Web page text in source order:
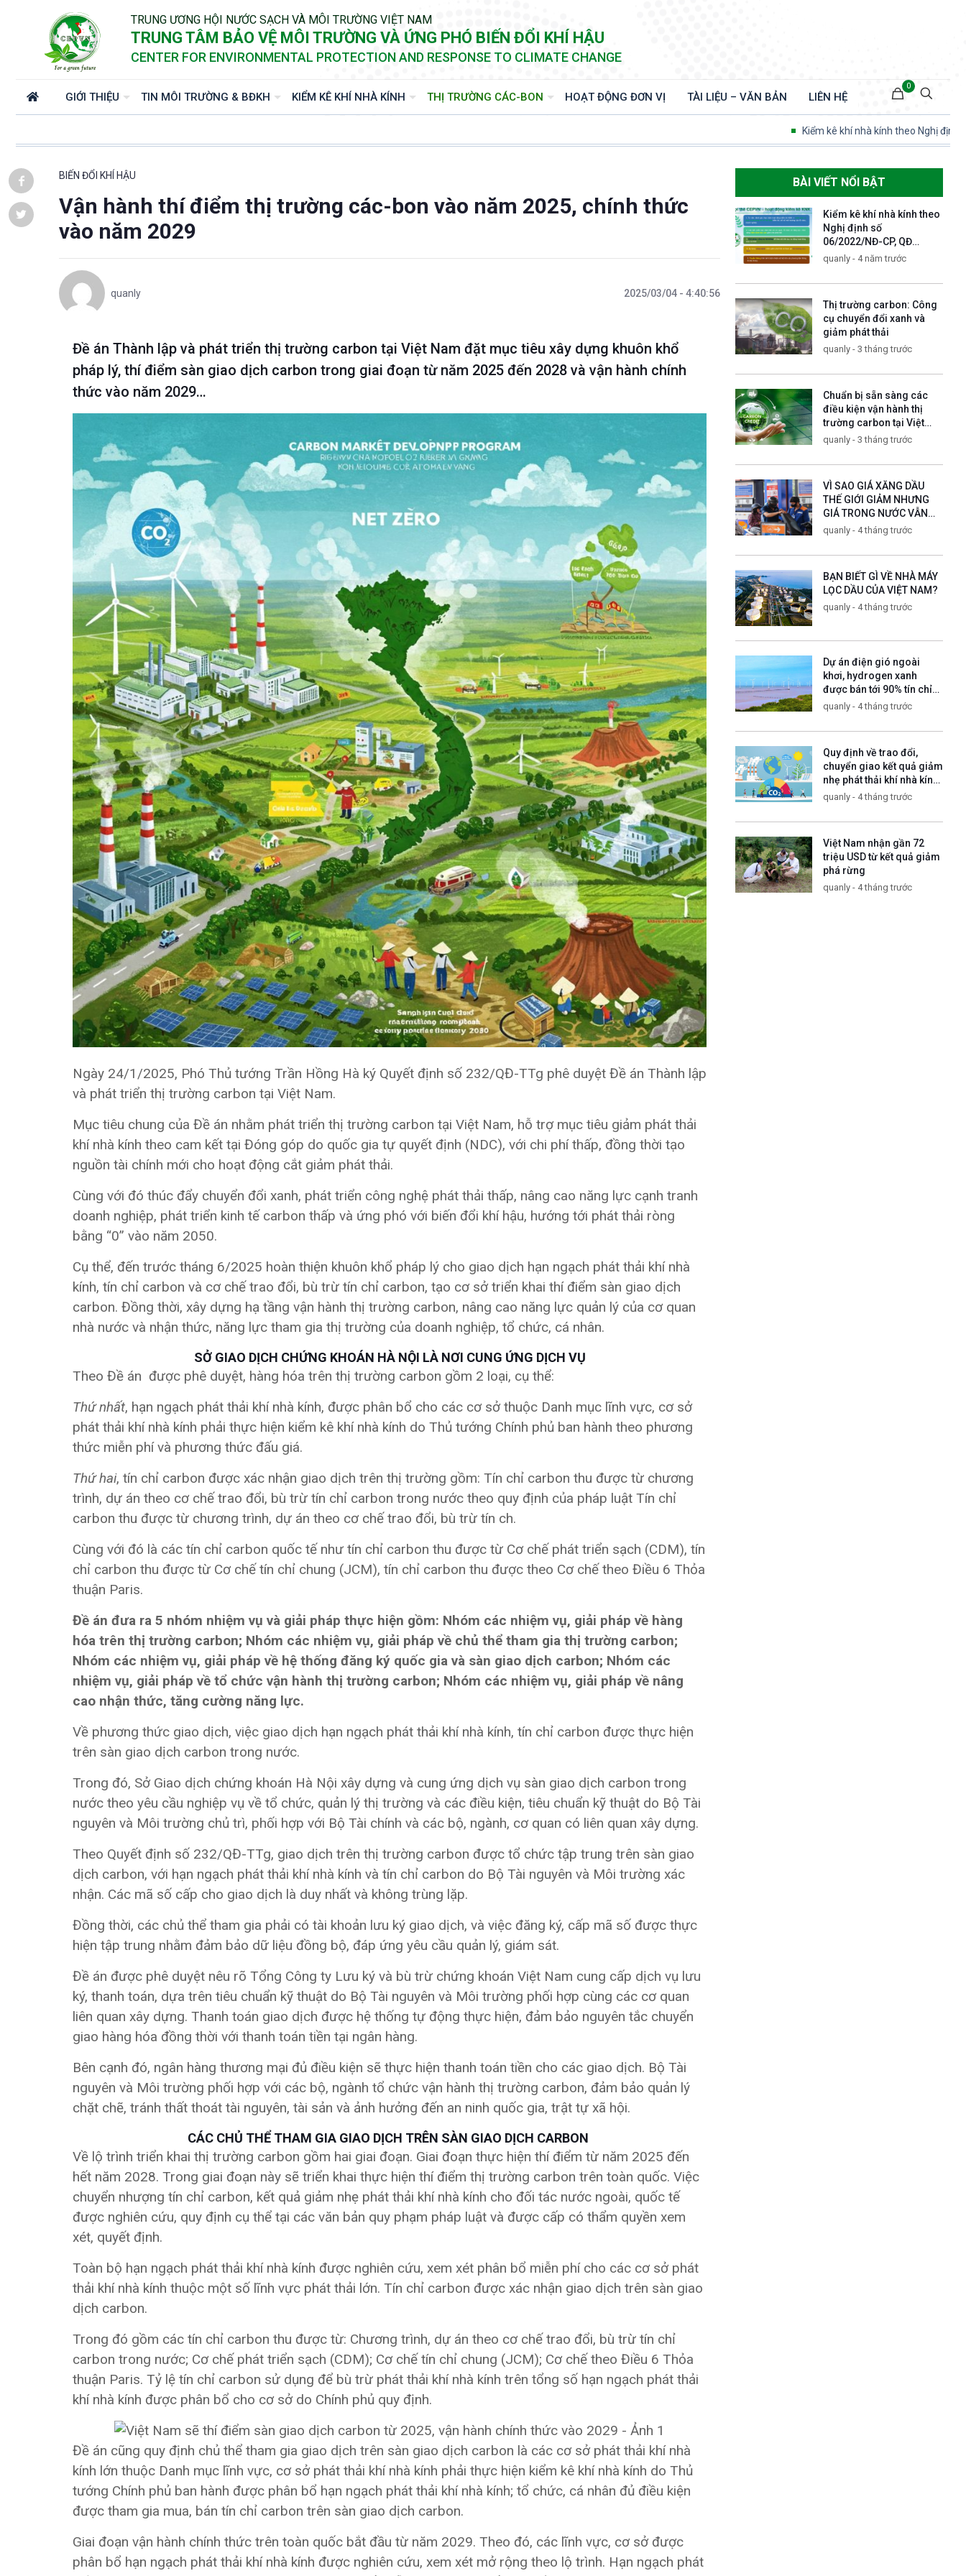
TRUNG ƯƠNG HỘI NƯỚC SẠCH VÀ MÔI TRƯỜNG VIỆT NAM
TRUNG TÂM BẢO VỆ MÔI TRƯỜNG VÀ ỨNG PHÓ BIẾN ĐỔI KHÍ HẬU
CENTER FOR ENVIRONMENTAL PROTECTION AND RESPONSE TO CLIMATE CHANGE
GIỚI THIỆU TIN MÔI TRƯỜNG & BĐKH KIỂM KÊ KHÍ NHÀ KÍNH THỊ TRƯỜNG CÁC-BON HOẠT ĐỘNG ĐƠN VỊ TÀI LIỆU – VĂN BẢN LIÊN HỆ
0
Kiểm kê khí nhà kính theo Nghị định số 06/
BIẾN ĐỔI KHÍ HẬU
Vận hành thí điểm thị trường các-bon vào năm 2025, chính thức
vào năm 2029
quanly 2025/03/04 - 4:40:56
Đề án Thành lập và phát triển thị trường carbon tại Việt Nam đặt mục tiêu xây dựng khuôn khổ
pháp lý, thí điểm sàn giao dịch carbon trong giai đoạn từ năm 2025 đến 2028 và vận hành chính
thức vào năm 2029…
Ngày 24/1/2025, Phó Thủ tướng Trần Hồng Hà ký Quyết định số 232/QĐ-TTg phê duyệt Đề án Thành lập
và phát triển thị trường carbon tại Việt Nam.
Mục tiêu chung của Đề án nhằm phát triển thị trường carbon tại Việt Nam, hỗ trợ mục tiêu giảm phát thải
khí nhà kính theo cam kết tại Đóng góp do quốc gia tự quyết định (NDC), với chi phí thấp, đồng thời tạo
nguồn tài chính mới cho hoạt động cắt giảm phát thải.
Cùng với đó thúc đẩy chuyển đổi xanh, phát triển công nghệ phát thải thấp, nâng cao năng lực cạnh tranh
doanh nghiệp, phát triển kinh tế carbon thấp và ứng phó với biến đổi khí hậu, hướng tới phát thải ròng
bằng “0” vào năm 2050.
Cụ thể, đến trước tháng 6/2025 hoàn thiện khuôn khổ pháp lý cho giao dịch hạn ngạch phát thải khí nhà
kính, tín chỉ carbon và cơ chế trao đổi, bù trừ tín chỉ carbon, tạo cơ sở triển khai thí điểm sàn giao dịch
carbon. Đồng thời, xây dựng hạ tầng vận hành thị trường carbon, nâng cao năng lực quản lý của cơ quan
nhà nước và nhận thức, năng lực tham gia thị trường của doanh nghiệp, tổ chức, cá nhân.
SỞ GIAO DỊCH CHỨNG KHOÁN HÀ NỘI LÀ NƠI CUNG ỨNG DỊCH VỤ
Theo Đề án được phê duyệt, hàng hóa trên thị trường carbon gồm 2 loại, cụ thể:
Thứ nhất, hạn ngạch phát thải khí nhà kính, được phân bổ cho các cơ sở thuộc Danh mục lĩnh vực, cơ sở
phát thải khí nhà kính phải thực hiện kiểm kê khí nhà kính do Thủ tướng Chính phủ ban hành theo phương
thức miễn phí và phương thức đấu giá.
Thứ hai, tín chỉ carbon được xác nhận giao dịch trên thị trường gồm: Tín chỉ carbon thu được từ chương
trình, dự án theo cơ chế trao đổi, bù trừ tín chỉ carbon trong nước theo quy định của pháp luật Tín chỉ
carbon thu được từ chương trình, dự án theo cơ chế trao đổi, bù trừ tín ch.
Cùng với đó là các tín chỉ carbon quốc tế như tín chỉ carbon thu được từ Cơ chế phát triển sạch (CDM), tín
chỉ carbon thu được từ Cơ chế tín chỉ chung (JCM), tín chỉ carbon thu được theo Cơ chế theo Điều 6 Thỏa
thuận Paris.
Đề án đưa ra 5 nhóm nhiệm vụ và giải pháp thực hiện gồm: Nhóm các nhiệm vụ, giải pháp về hàng
hóa trên thị trường carbon; Nhóm các nhiệm vụ, giải pháp về chủ thể tham gia thị trường carbon;
Nhóm các nhiệm vụ, giải pháp về hệ thống đăng ký quốc gia và sàn giao dịch carbon; Nhóm các
nhiệm vụ, giải pháp về tổ chức vận hành thị trường carbon; Nhóm các nhiệm vụ, giải pháp về nâng
cao nhận thức, tăng cường năng lực.
Về phương thức giao dịch, việc giao dịch hạn ngạch phát thải khí nhà kính, tín chỉ carbon được thực hiện
trên sàn giao dịch carbon trong nước.
Trong đó, Sở Giao dịch chứng khoán Hà Nội xây dựng và cung ứng dịch vụ sàn giao dịch carbon trong
nước theo yêu cầu nghiệp vụ về tổ chức, quản lý thị trường và các điều kiện, tiêu chuẩn kỹ thuật do Bộ Tài
nguyên và Môi trường chủ trì, phối hợp với Bộ Tài chính và các bộ, ngành, cơ quan có liên quan xây dựng.
Theo Quyết định số 232/QĐ-TTg, giao dịch trên thị trường carbon được tổ chức tập trung trên sàn giao
dịch carbon, với hạn ngạch phát thải khí nhà kính và tín chỉ carbon do Bộ Tài nguyên và Môi trường xác
nhận. Các mã số cấp cho giao dịch là duy nhất và không trùng lặp.
Đồng thời, các chủ thể tham gia phải có tài khoản lưu ký giao dịch, và việc đăng ký, cấp mã số được thực
hiện tập trung nhằm đảm bảo dữ liệu đồng bộ, đáp ứng yêu cầu quản lý, giám sát.
Đề án được phê duyệt nêu rõ Tổng Công ty Lưu ký và bù trừ chứng khoán Việt Nam cung cấp dịch vụ lưu
ký, thanh toán, dựa trên tiêu chuẩn kỹ thuật do Bộ Tài nguyên và Môi trường phối hợp cùng các cơ quan
liên quan xây dựng. Thanh toán giao dịch được hệ thống tự động thực hiện, đảm bảo nguyên tắc chuyển
giao hàng hóa đồng thời với thanh toán tiền tại ngân hàng.
Bên cạnh đó, ngân hàng thương mại đủ điều kiện sẽ thực hiện thanh toán tiền cho các giao dịch. Bộ Tài
nguyên và Môi trường phối hợp với các bộ, ngành tổ chức vận hành thị trường carbon, đảm bảo quản lý
chặt chẽ, tránh thất thoát tài nguyên, tài sản và ảnh hưởng đến an ninh quốc gia, trật tự xã hội.
CÁC CHỦ THỂ THAM GIA GIAO DỊCH TRÊN SÀN GIAO DỊCH CARBON
Về lộ trình triển khai thị trường carbon gồm hai giai đoạn. Giai đoạn thực hiện thí điểm từ năm 2025 đến
hết năm 2028. Trong giai đoạn này sẽ triển khai thực hiện thí điểm thị trường carbon trên toàn quốc. Việc
chuyển nhượng tín chỉ carbon, kết quả giảm nhẹ phát thải khí nhà kính cho đối tác nước ngoài, quốc tế
được nghiên cứu, quy định cụ thể tại các văn bản quy phạm pháp luật và được cấp có thẩm quyền xem
xét, quyết định.
Toàn bộ hạn ngạch phát thải khí nhà kính được nghiên cứu, xem xét phân bổ miễn phí cho các cơ sở phát
thải khí nhà kính thuộc một số lĩnh vực phát thải lớn. Tín chỉ carbon được xác nhận giao dịch trên sàn giao
dịch carbon.
Trong đó gồm các tín chỉ carbon thu được từ: Chương trình, dự án theo cơ chế trao đổi, bù trừ tín chỉ
carbon trong nước; Cơ chế phát triển sạch (CDM); Cơ chế tín chỉ chung (JCM); Cơ chế theo Điều 6 Thỏa
thuận Paris. Tỷ lệ tín chỉ carbon sử dụng để bù trừ phát thải khí nhà kính trên tổng số hạn ngạch phát thải
khí nhà kính được phân bổ cho cơ sở do Chính phủ quy định.
Đề án cũng quy định chủ thể tham gia giao dịch trên sàn giao dịch carbon là các cơ sở phát thải khí nhà
kính lớn thuộc Danh mục lĩnh vực, cơ sở phát thải khí nhà kính phải thực hiện kiểm kê khí nhà kính do Thủ
tướng Chính phủ ban hành được phân bổ hạn ngạch phát thải khí nhà kính; tổ chức, cá nhân đủ điều kiện
được tham gia mua, bán tín chỉ carbon trên sàn giao dịch carbon.
Giai đoạn vận hành chính thức trên toàn quốc bắt đầu từ năm 2029. Theo đó, các lĩnh vực, cơ sở được
phân bổ hạn ngạch phát thải khí nhà kính được nghiên cứu, xem xét mở rộng theo lộ trình. Hạn ngạch phát
BÀI VIẾT NỔI BẬT
Kiểm kê khí nhà kính theo
Nghị định số
06/2022/NĐ-CP, QĐ
13/2024 Trách nhiệm và
tiêu Net zero
quanly - 4 năm trước
Thị trường carbon: Công
cụ chuyển đổi xanh và
giảm phát thải
quanly - 3 tháng trước
Chuẩn bị sẵn sàng các
điều kiện vận hành thị
trường carbon tại Việt
Nam
quanly - 3 tháng trước
VÌ SAO GIÁ XĂNG DẦU
THẾ GIỚI GIẢM NHƯNG
GIÁ TRONG NƯỚC VẪN
TĂNG?
quanly - 4 tháng trước
BẠN BIẾT GÌ VỀ NHÀ MÁY
LỌC DẦU CỦA VIỆT NAM?
quanly - 4 tháng trước
Dự án điện gió ngoài
khơi, hydrogen xanh
được bán tới 90% tín chỉ
carbon
quanly - 4 tháng trước
Quy định về trao đổi,
chuyển giao kết quả giảm
nhẹ phát thải khí nhà kính
và tín chỉ các-bon
quanly - 4 tháng trước
Việt Nam nhận gần 72
triệu USD từ kết quả giảm
phá rừng
quanly - 4 tháng trước